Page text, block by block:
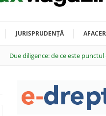
JURISPRUDENȚĂ
Due diligence: de ce este